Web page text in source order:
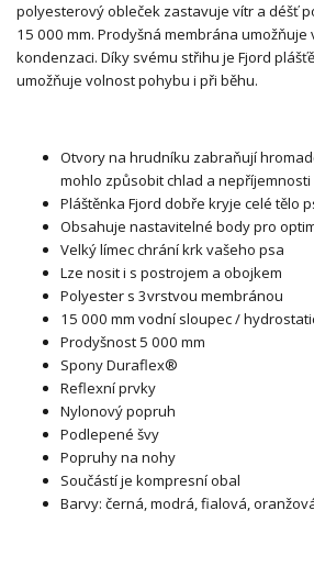
polyesterový obleček zastavuje vítr a déšť
15 000 mm. Prodyšná membrána umožňuje
kondenzaci. Díky svému střihu je Fjord
umožňuje volnost pohybu i při běhu.
Otvory na hrudníku zabraňují
mohlo způsobit chlad a nepříjemnosti
Pláštěnka Fjord dobře kryje celé tělo
Obsahuje nastavitelné body pro
Velký límec chrání krk vašeho psa
Lze nosit i s postrojem a obojkem
Polyester s 3vrstvou membránou
15 000 mm vodní sloupec /
Prodyšnost 5 000 mm
Spony Duraflex®
Reflexní prvky
Nylonový popruh
Podlepené švy
Popruhy na nohy
Součástí je kompresní obal
Barvy: černá, modrá, fialová,